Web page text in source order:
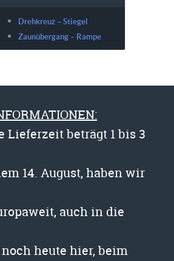
Drehkreuz – Stiegel
Zaunübergang – Rampe
Lieferzeit beträgt 1 bis 3
14. August, haben wir
auch in die
noch heute hier, beim